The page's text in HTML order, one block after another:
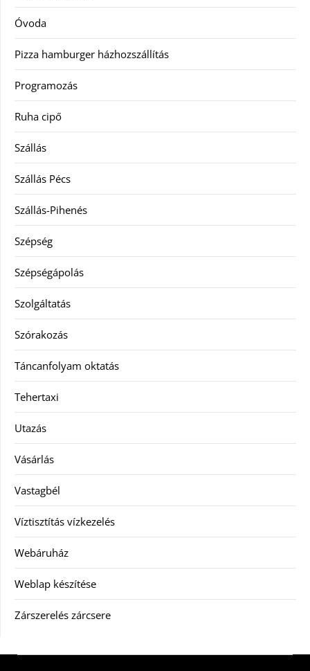
Óvoda
Pizza hamburger házhozszállítás
Programozás
Ruha cipő
Szállás
Szállás Pécs
Szállás-Pihenés
Szépség
Szépségápolás
Szolgáltatás
Szórakozás
Táncanfolyam oktatás
Tehertaxi
Utazás
Vásárlás
Vastagbél
Víztisztítás vízkezelés
Webáruház
Weblap készítése
Zárszerelés zárcsere